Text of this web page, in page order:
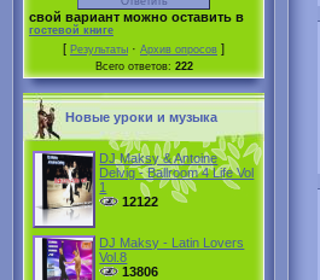
свой вариант можно оставить в
гостевой книге
[ Результаты · Архив опросов ]
Всего ответов: 222
Новые уроки и музыка
DJ Maksy & Antoine
Delvig - Ballroom 4 Life Vol
1
12122
DJ Maksy - Latin Lovers
Vol.8
13806